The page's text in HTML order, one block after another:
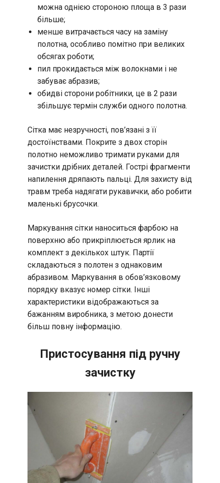
можна однією стороною площа в 3 рази
більше;
менше витрачається часу на заміну
полотна, особливо помітно при великих
обсягах роботи;
пил прокидається між волокнами і не
забуває абразив;
обидві сторони робітники, це в 2 рази
збільшує термін служби одного полотна.
Сітка має незручності, пов’язані з її
достоїнствами. Покрите з двох сторін
полотно неможливо тримати руками для
зачистки дрібних деталей. Гострі фрагменти
напилення дряпають пальці. Для захисту від
травм треба надягати рукавички, або робити
маленькі брусочки.
Маркування сітки наноситься фарбою на
поверхню або прикріплюється ярлик на
комплект з декількох штук. Партії
складаються з полотен з однаковим
абразивом. Маркування в обов’язковому
порядку вказує номер сітки. Інші
характеристики відображаються за
бажанням виробника, з метою донести
більш повну інформацію.
Пристосування під ручну
зачистку